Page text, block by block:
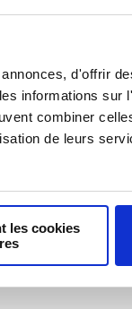
d'offrir
informations sur
combiner
de leurs
les cookies